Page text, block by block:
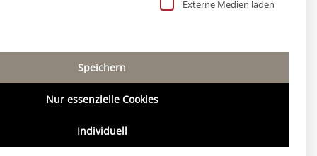
Externe Medien laden
Speichern
Nur essenzielle Cookies
Individuell